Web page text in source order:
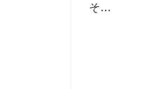
そ…